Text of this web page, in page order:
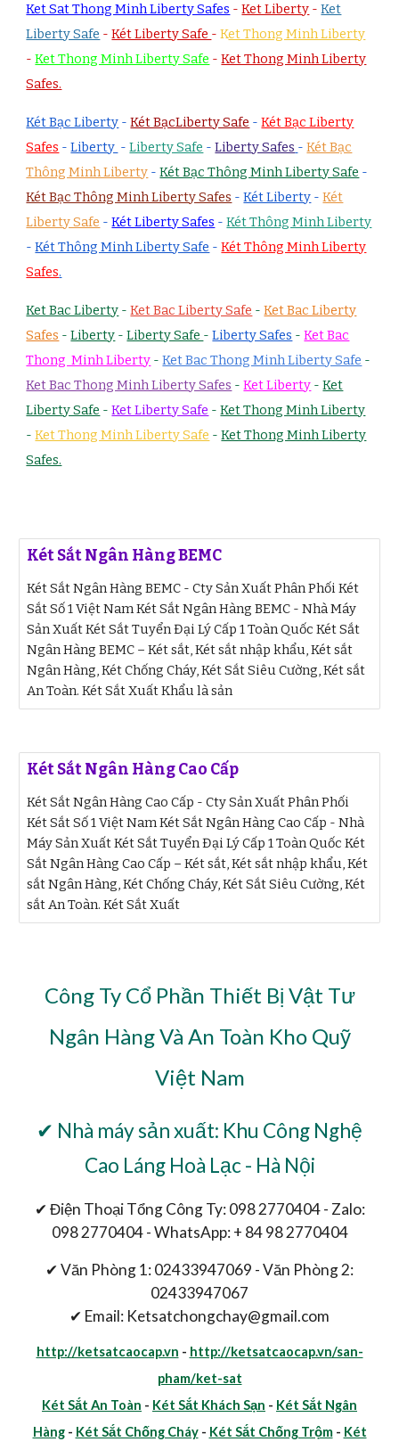
Ket Sat Thong Minh Liberty Safes -Ket Liberty -Ket
Liberty Safe -Két Liberty Safe -Ket Thong Minh Liberty
-Ket Thong Minh Liberty Safe -Ket Thong Minh Liberty
Safes.
Két Bạc Liberty -Két BạcLiberty Safe -Két Bạc Liberty
Safes -Liberty -Liberty Safe -Liberty Safes -Két Bạc
Thông Minh Liberty -Két Bạc Thông Minh Liberty Safe -
Két Bạc Thông Minh Liberty Safes -Két Liberty -Két
Liberty Safe -Két Liberty Safes -Két Thông Minh Liberty
-Két Thông Minh Liberty Safe -Két Thông Minh Liberty
Safes.
Ket Bac Liberty -Ket Bac Liberty Safe -Ket Bac Liberty
Safes -Liberty -Liberty Safe -Liberty Safes -Ket Bac
Thong Minh Liberty -Ket Bac Thong Minh Liberty Safe -
Ket Bac Thong Minh Liberty Safes -Ket Liberty -Ket
Liberty Safe -Ket Liberty Safe -Ket Thong Minh Liberty
-Ket Thong Minh Liberty Safe -Ket Thong Minh Liberty
Safes.
Két Sắt Ngân Hàng BEMC
Két Sắt Ngân Hàng BEMC - Cty Sản Xuất Phân Phối Két
Sắt Số 1 Việt Nam Két Sắt Ngân Hàng BEMC - Nhà Máy
Sản Xuất Két Sắt Tuyển Đại Lý Cấp 1 Toàn Quốc Két Sắt
Ngân Hàng BEMC – Két sắt, Két sắt nhập khẩu, Két sắt
Ngân Hàng, Két Chống Cháy, Két Sắt Siêu Cường, Két sắt
An Toàn. Két Sắt Xuất Khẩu là sản
Két Sắt Ngân Hàng Cao Cấp
Két Sắt Ngân Hàng Cao Cấp - Cty Sản Xuất Phân Phối
Két Sắt Số 1 Việt Nam Két Sắt Ngân Hàng Cao Cấp - Nhà
Máy Sản Xuất Két Sắt Tuyển Đại Lý Cấp 1 Toàn Quốc Két
Sắt Ngân Hàng Cao Cấp – Két sắt, Két sắt nhập khẩu, Két
sắt Ngân Hàng, Két Chống Cháy, Két Sắt Siêu Cường, Két
sắt An Toàn. Két Sắt Xuất
Công Ty Cổ Phần Thiết Bị Vật Tư
Ngân Hàng Và An Toàn Kho Quỹ
Việt Nam
✔ Nhà máy sản xuất: Khu Công Nghệ
Cao Láng Hoà Lạc - Hà Nội
✔ Điện Thoại Tổng Công Ty: 098 2770404 - Zalo:
098 2770404 - WhatsApp: + 84 98 2770404
✔ Văn Phòng 1: 02433947069 - Văn Phòng 2:
02433947067
✔ Email: Ketsatchongchay@gmail.com
http://ketsatcaocap.vn - http://ketsatcaocap.vn/san-
pham/ket-sat
Két Sắt An Toàn - Két Sắt Khách Sạn - Két Sắt Ngân
Hàng- Két Sắt Chống Cháy- Két Sắt Chống Trộm- Két